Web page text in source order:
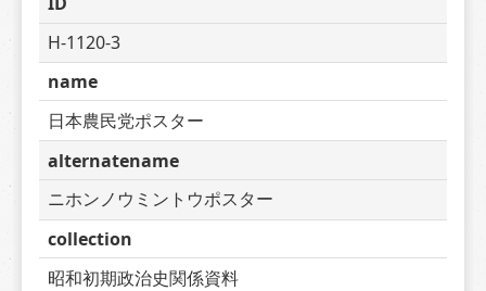
H-1120-3
name
日本農民党ポスター
alternatename
ニホンノウミントウポスター
collection
昭和初期政治史関係資料